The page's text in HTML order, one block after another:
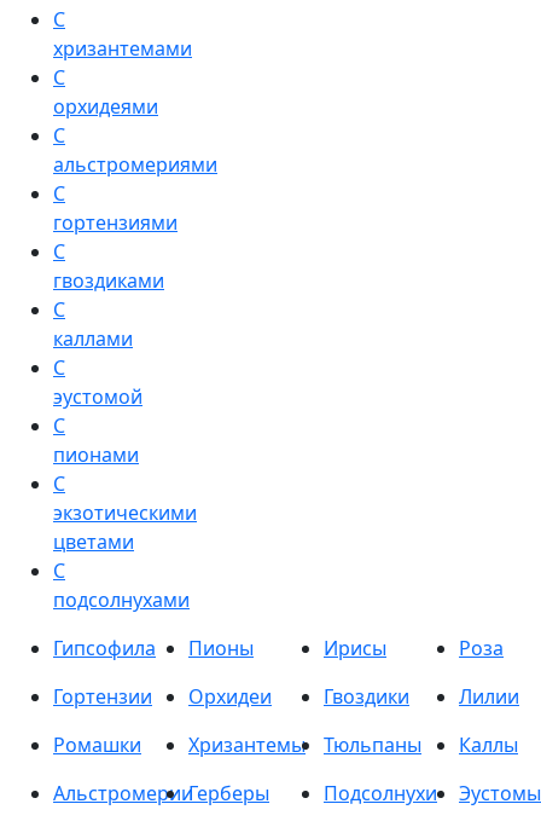
С
хризантемами
С
орхидеями
С
альстромериями
С
гортензиями
С
гвоздиками
С
каллами
С
эустомой
С
пионами
С
экзотическими
цветами
С
подсолнухами
Гипсофила
Пионы Ирисы
Роза
Гортензии
Орхидеи Гвоздики
Лилии
Ромашки
Хризантемы Тюльпаны
Каллы
АльстромерииГерберы Подсолнухи
Эустомы